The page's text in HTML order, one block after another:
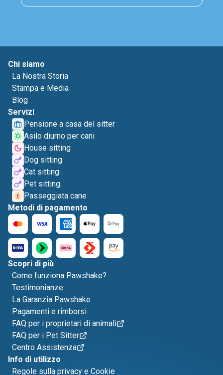
Chi siamo
La Nostra Storia
Stampa e Media
Blog
Servizi
Pensione a casa del sitter
Asilo diurno per cani
House sitting
Dog sitting
Cat sitting
Pet sitting
Passeggiata cane
Metodi di pagamento
Scopri di più
Come funziona Pawshake?
Testimonianze
La Garanzia Pawshake
Pagamenti e rimborsi
FAQ per i proprietari di animali
FAQ per i Pet Sitter
Centro Assistenza
Info di utilizzo
Regole sulla privacy e Cookie